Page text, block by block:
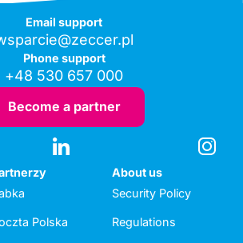
Email support
Phone support
+48 530 657 000
Become a partner
Polska
About us
Security Policy
Regulations